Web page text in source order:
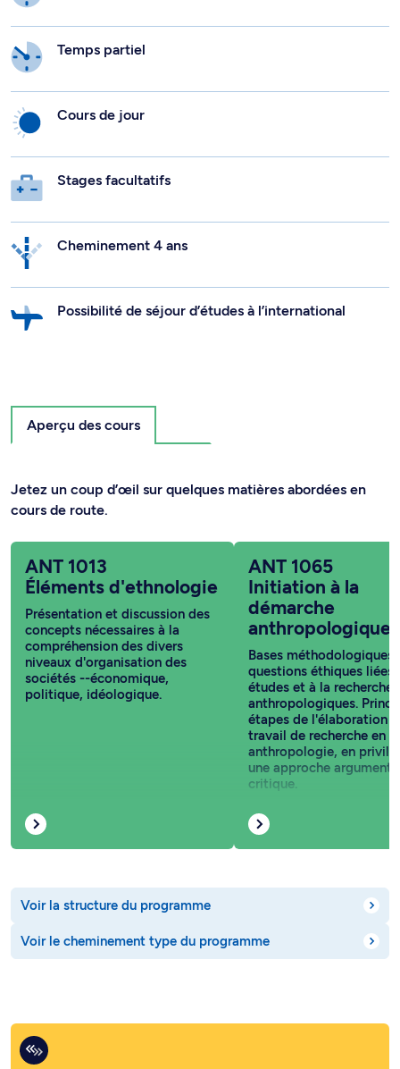
Temps partiel
Cours de jour
Stages facultatifs
Cheminement 4 ans
Possibilité de séjour d’études à l’international
Aperçu des cours
Jetez un coup d’œil sur quelques matières abordées en
cours de route.
ANT 1013
Éléments d'ethnologie
Présentation et discussion des
concepts nécessaires à la
compréhension des divers
niveaux d'organisation des
sociétés --économique,
politique, idéologique.
ANT 1065
Initiation à la
démarche
anthropologique
Bases méthodologiques
questions éthiques liées
études et à la recherche
anthropologiques.
étapes de l'élaboration
travail de recherche en
anthropologie, en
une approche
critique.
Voir la structure du programme
Voir le cheminement type du programme